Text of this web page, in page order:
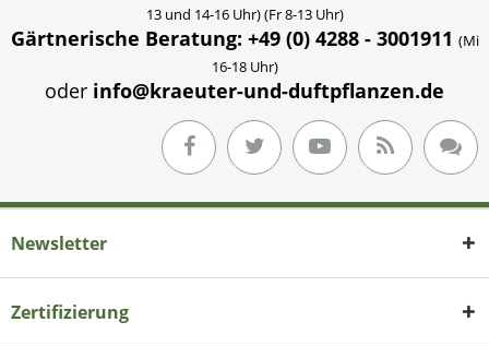
13 und 14-16 Uhr) (Fr 8-13 Uhr)
Gärtnerische Beratung: +49 (0) 4288 - 3001911 (Mi
16-18 Uhr)
oder info@kraeuter-und-duftpflanzen.de
Newsletter
Zertifizierung